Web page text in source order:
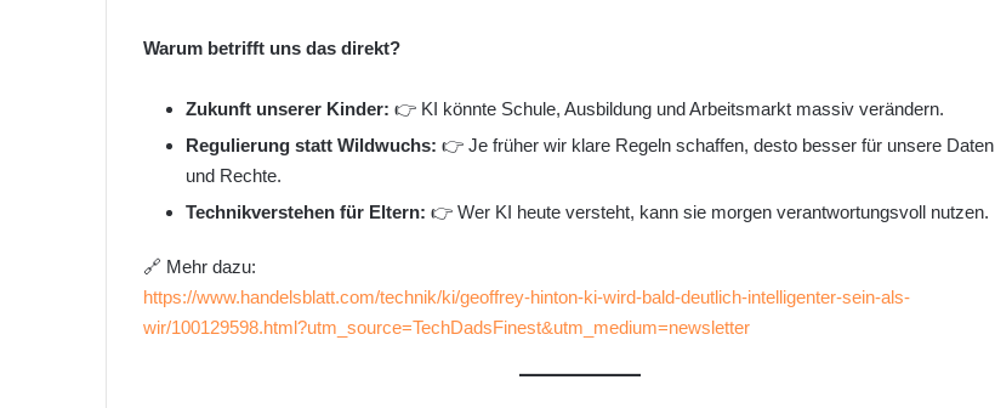
Warum betrifft uns das direkt?
Zukunft unserer Kinder: 👉 KI könnte Schule, Ausbildung und Arbeitsmarkt massiv verändern.
Regulierung statt Wildwuchs: 👉 Je früher wir klare Regeln schaffen, desto besser für unsere Daten
und Rechte.
Technikverstehen für Eltern: 👉 Wer KI heute versteht, kann sie morgen verantwortungsvoll nutzen.
🔗 Mehr dazu:
https://www.handelsblatt.com/technik/ki/geoffrey-hinton-ki-wird-bald-deutlich-intelligenter-sein-als-
wir/100129598.html?utm_source=TechDadsFinest&utm_medium=newsletter